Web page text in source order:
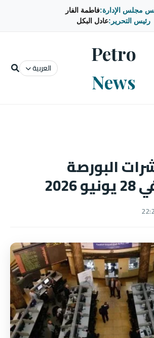
مجلس الإدارة:فاطمة الفار
رئيس التحرير:عادل البكل
Petro
News
العربية
البورصة